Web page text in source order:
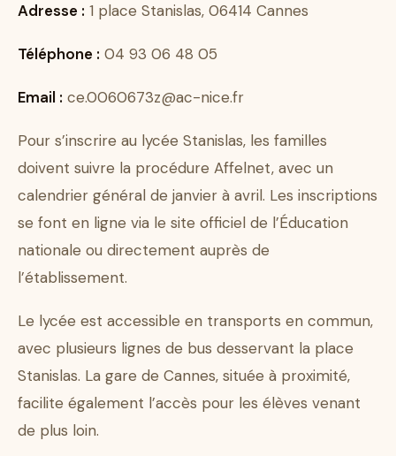
Adresse : 1 place Stanislas, 06414 Cannes
Téléphone : 04 93 06 48 05
Email : ce.0060673z@ac-nice.fr
Pour s’inscrire au lycée Stanislas, les familles
doivent suivre la procédure Affelnet, avec un
calendrier général de janvier à avril. Les inscriptions
se font en ligne via le site officiel de l’Éducation
nationale ou directement auprès de
l’établissement.
Le lycée est accessible en transports en commun,
avec plusieurs lignes de bus desservant la place
Stanislas. La gare de Cannes, située à proximité,
facilite également l’accès pour les élèves venant
de plus loin.